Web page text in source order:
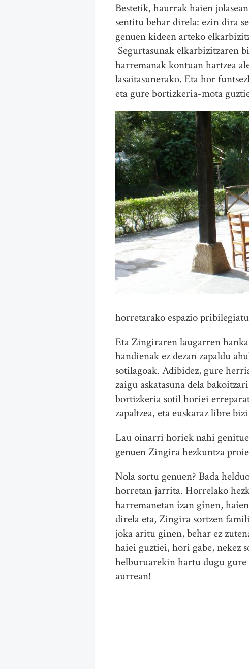
Bestetik, haurrak haien
sentitu behar direla: ezin dira
genuen kideen arteko
Segurtasunak elkarbizitzaren
harremanak kontuan hartzea
lasaitasunerako. Eta hor
eta gure bortizkeria-mota
horretarako espazio
Eta Zingiraren laugarren
handienak ez dezan zapaldu
sotilagoak. Adibidez, gure
zaigu askatasuna dela
bortizkeria sotil horiei
zapaltzea, eta euskaraz libre
Lau oinarri horiek nahi
genuen Zingira hezkuntza
Nola sortu genuen? Bada
horretan jarrita. Horrelako
harremanetan izan ginen,
direla eta, Zingira sortzen
joka aritu ginen, behar ez
haiei guztiei, hori gabe, nekez
helburuarekin hartu dugu
aurrean!